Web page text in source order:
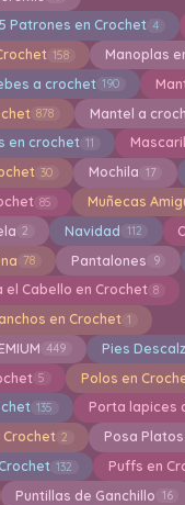
Patrones en Crochet 4
158 Manoplas
a crochet 190
878 Mantel a
en crochet 11
30 Mochila 17
85 Muñecas
2 Navidad 112
78 Pantalones 9
el Cabello en Crochet 8
en Crochet 1
449 Pies
5 Polos en
135 Porta lapices
2 Posa
132 Puffs en
Puntillas de Ganchillo 16